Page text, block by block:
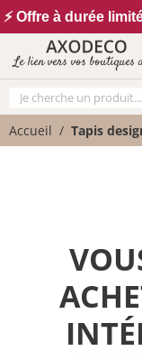
⚡ Offre à durée
Le lien vers vos boutiques
Accueil Tapis
Vos paramètres